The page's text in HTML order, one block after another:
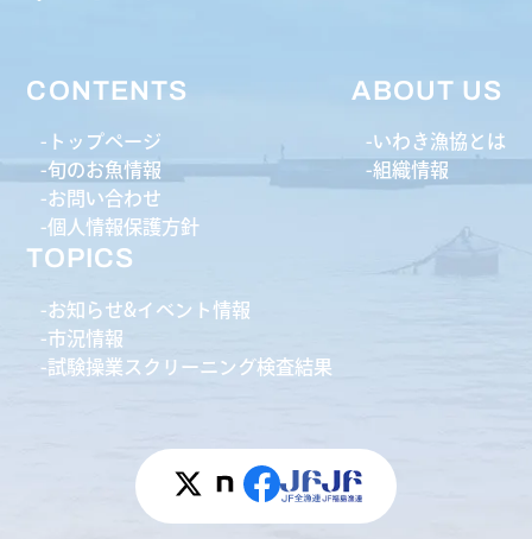
CONTENTS
トップページ
旬のお魚情報
お問い合わせ
個人情報保護方針
ABOUT US
いわき漁協とは
組織情報
TOPICS
お知らせ&イベント情報
市況情報
試験操業スクリーニング検査結果